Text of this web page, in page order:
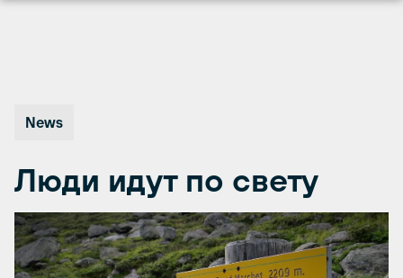
News
Люди идут по свету